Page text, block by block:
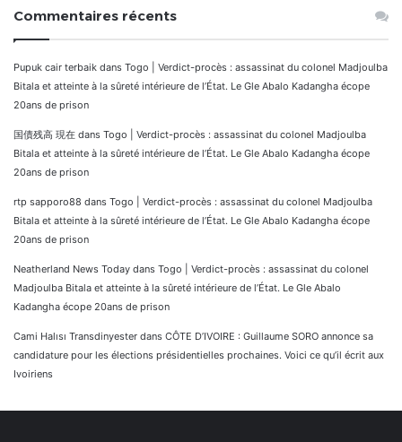
Commentaires récents
Pupuk cair terbaik dans Togo | Verdict-procès : assassinat du colonel Madjoulba
Bitala et atteinte à la sûreté intérieure de l’État. Le Gle Abalo Kadangha écope
20ans de prison
国債残高 現在 dans Togo | Verdict-procès : assassinat du colonel Madjoulba
Bitala et atteinte à la sûreté intérieure de l’État. Le Gle Abalo Kadangha écope
20ans de prison
rtp sapporo88 dans Togo | Verdict-procès : assassinat du colonel Madjoulba
Bitala et atteinte à la sûreté intérieure de l’État. Le Gle Abalo Kadangha écope
20ans de prison
Neatherland News Today dans Togo | Verdict-procès : assassinat du colonel
Madjoulba Bitala et atteinte à la sûreté intérieure de l’État. Le Gle Abalo
Kadangha écope 20ans de prison
Cami Halısı Transdinyester dans CÔTE D’IVOIRE : Guillaume SORO annonce sa
candidature pour les élections présidentielles prochaines. Voici ce qu’il écrit aux
Ivoiriens